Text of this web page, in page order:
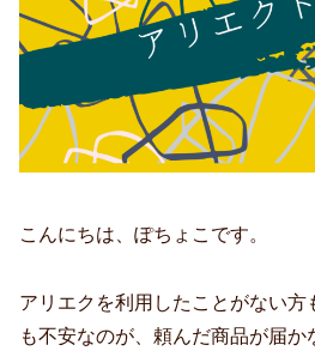
こんにちは、ぽちょこです。
アリエクを利用したことがない
も不安なのが、頼んだ商品が届